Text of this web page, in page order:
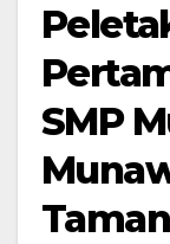
SMP
Taman